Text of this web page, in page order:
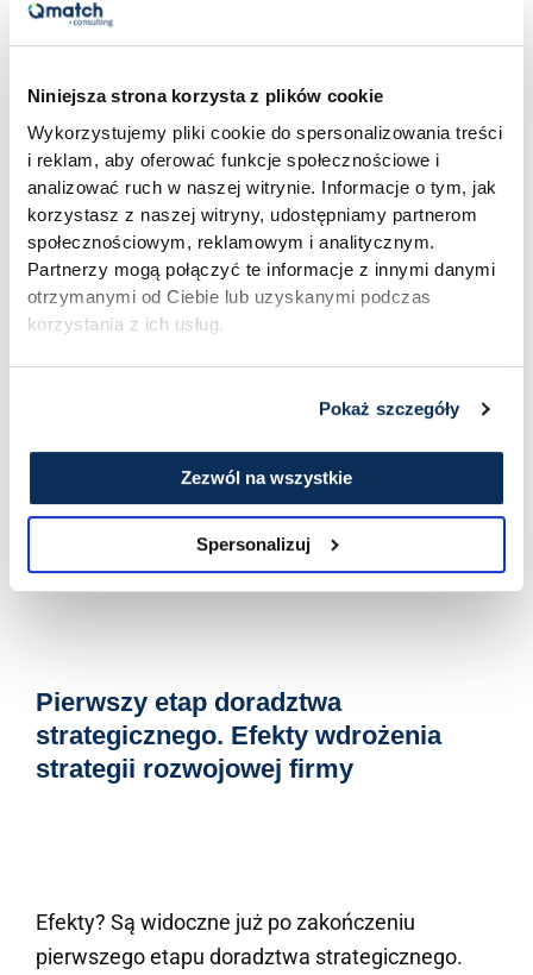
Niniejsza strona korzysta z plików cookie
Wykorzystujemy pliki cookie do spersonalizowania treści
i reklam, aby oferować funkcje społecznościowe i
analizować ruch w naszej witrynie. Informacje o tym, jak
korzystasz z naszej witryny, udostępniamy partnerom
społecznościowym, reklamowym i analitycznym.
Partnerzy mogą połączyć te informacje z innymi danymi
otrzymanymi od Ciebie lub uzyskanymi podczas
korzystania z ich usług.
Pokaż szczegóły
Zezwól na wszystkie
Spersonalizuj
elementy struktury macierzowej. Nowa
struktura, zgodnie z przyjętym planem rozwoju,
pozwala pracownikom doskonalić się w nowych
efektywniej;
Planowanie i zarządzanie budżetem–
pracowaliśmy na precyzyjnym P&L dążąc do
optymalizacji marży na poziomie każdego
projektu;
– w ramach doradztwa biznesowego
dla firm pracujemy również z managerami. W
ten sposób wspieramy ich w realizacji
codziennych zadań, pomagamy w rozwoju
osobistym oraz zespołów.
Pierwszy etap doradztwa
strategicznego. Efekty wdrożenia
strategii rozwojowej firmy
Efekty? Są widoczne już po zakończeniu
pierwszego etapu doradztwa strategicznego.